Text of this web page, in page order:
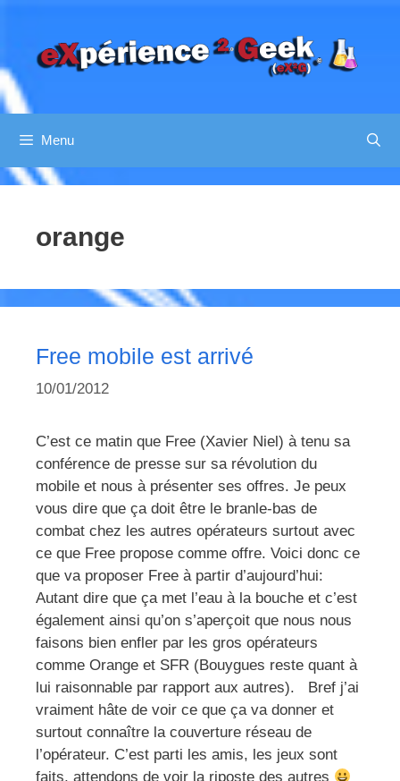
contenu
Menu
orange
Free mobile est arrivé
10/01/2012
C’est ce matin que Free (Xavier Niel) à tenu sa
conférence de presse sur sa révolution du
mobile et nous à présenter ses offres. Je peux
vous dire que ça doit être le branle-bas de
combat chez les autres opérateurs surtout avec
ce que Free propose comme offre. Voici donc ce
que va proposer Free à partir d’aujourd’hui:
Autant dire que ça met l’eau à la bouche et c’est
également ainsi qu’on s’aperçoit que nous nous
faisons bien enfler par les gros opérateurs
comme Orange et SFR (Bouygues reste quant à
lui raisonnable par rapport aux autres). Bref j’ai
vraiment hâte de voir ce que ça va donner et
surtout connaître la couverture réseau de
l’opérateur. C’est parti les amis, les jeux sont
faits, attendons de voir la riposte des autres